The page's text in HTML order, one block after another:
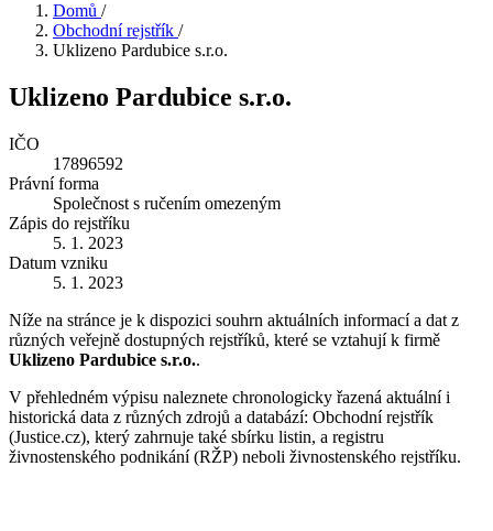
Domů /
Obchodní rejstřík /
Uklizeno Pardubice s.r.o.
Uklizeno Pardubice s.r.o.
IČO
17896592
Právní forma
Společnost s ručením omezeným
Zápis do rejstříku
5. 1. 2023
Datum vzniku
5. 1. 2023
Níže na stránce je k dispozici souhrn aktuálních informací a dat z
různých veřejně dostupných rejstříků, které se vztahují k firmě
Uklizeno Pardubice s.r.o..
V přehledném výpisu naleznete chronologicky řazená aktuální i
historická data z různých zdrojů a databází: Obchodní rejstřík
(Justice.cz), který zahrnuje také sbírku listin, a registru
živnostenského podnikání (RŽP) neboli živnostenského rejstříku.